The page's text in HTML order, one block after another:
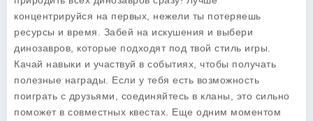
концентрируйся на первых, нежели ты потеряешь
ресурсы и время. Забей на искушения и выбери
динозавров, которые подходят под твой стиль игры.
Качай навыки и участвуй в событиях, чтобы получать
полезные награды. Если у тебя есть возможность
поиграть с друзьями, соединяйтесь в кланы, это сильно
поможет в совместных квестах. Еще одним моментом